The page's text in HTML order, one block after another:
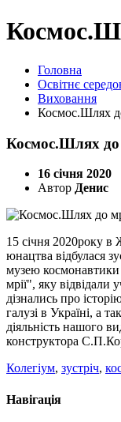
Головна
Освітнє
Виховання
Космос.Шлях
Космос.Шлях до
16 січня 2020
Автор Денис
15 січня 2020року в
юнацтва відбулася
музею
мрії", яку відвідали
дізнались про
галузі в Україні, а
діяльність нашого
конструктора
Колегіум, зустріч,
Навігація